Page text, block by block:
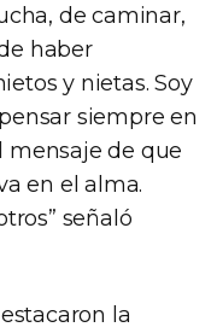
de caminar,
haber
y nietas. Soy
siempre en
mensaje de que
en el alma.
señaló
la